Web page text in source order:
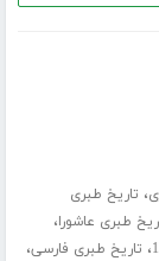
، تاریخ طبری
طبری عاشورا،
، تاریخ طبری فارسی،